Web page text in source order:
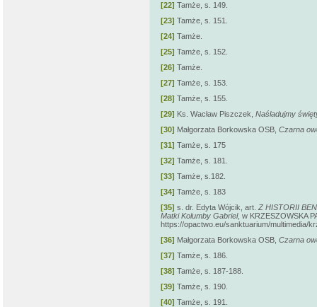
[22] Tamże, s. 149.
[23] Tamże, s. 151.
[24] Tamże.
[25] Tamże, s. 152.
[26] Tamże.
[27] Tamże, s. 153.
[28] Tamże, s. 155.
[29] Ks. Wacław Piszczek, Naśladujmy
[30] Małgorzata Borkowska OSB, Czarna
[31] Tamże, s. 175
[32] Tamże, s. 181.
[33] Tamże, s.182.
[34] Tamże, s. 183
[35] s. dr. Edyta Wójcik, art. Z HISTORII
Matki Kolumby Gabriel, w KRZESZOWSKA
https://opactwo.eu/sanktuarium/multimedia/
[36] Małgorzata Borkowska OSB, Czarna
[37] Tamże, s. 186.
[38] Tamże, s. 187-188.
[39] Tamże, s. 190.
[40] Tamże, s. 191.